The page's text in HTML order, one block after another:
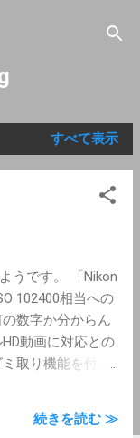
すべて表示
うです。 「Nikon
102400相当への
数字か分からん
動画に対応との
取り機能を付け
ないのにいろい
続きを読む ≫